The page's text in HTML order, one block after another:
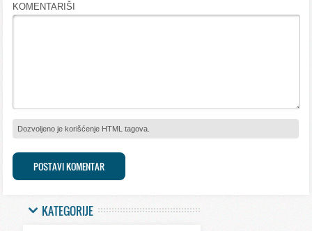
KOMENTARIŠI
Dozvoljeno je korišćenje HTML tagova.
KATEGORIJE